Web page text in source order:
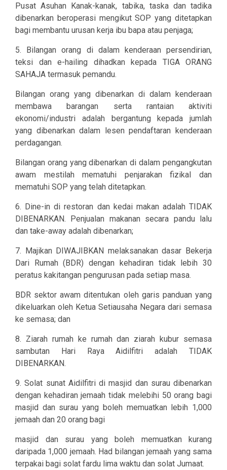
Pusat Asuhan Kanak-kanak, tabika, taska dan tadika
dibenarkan beroperasi mengikut SOP yang ditetapkan
bagi membantu urusan kerja ibu bapa atau penjaga;
5. Bilangan orang di dalam kenderaan persendirian,
teksi dan e-hailing dihadkan kepada TIGA ORANG
SAHAJA termasuk pemandu.
Bilangan orang yang dibenarkan di dalam kenderaan
membawa barangan serta rantaian aktiviti
ekonomi/industri adalah bergantung kepada jumlah
yang dibenarkan dalam lesen pendaftaran kenderaan
perdagangan.
Bilangan orang yang dibenarkan di dalam pengangkutan
awam mestilah mematuhi penjarakan fizikal dan
mematuhi SOP yang telah ditetapkan.
6. Dine-in di restoran dan kedai makan adalah TIDAK
DIBENARKAN. Penjualan makanan secara pandu lalu
dan take-away adalah dibenarkan;
7. Majikan DIWAJIBKAN melaksanakan dasar Bekerja
Dari Rumah (BDR) dengan kehadiran tidak lebih 30
peratus kakitangan pengurusan pada setiap masa.
BDR sektor awam ditentukan oleh garis panduan yang
dikeluarkan oleh Ketua Setiausaha Negara dari semasa
ke semasa; dan
8. Ziarah rumah ke rumah dan ziarah kubur semasa
sambutan Hari Raya Aidilfitri adalah TIDAK
DIBENARKAN.
9. Solat sunat Aidilfitri di masjid dan surau dibenarkan
dengan kehadiran jemaah tidak melebihi 50 orang bagi
masjid dan surau yang boleh memuatkan lebih 1,000
jemaah dan 20 orang bagi
masjid dan surau yang boleh memuatkan kurang
daripada 1,000 jemaah. Had bilangan jemaah yang sama
terpakai bagi solat fardu lima waktu dan solat Jumaat.